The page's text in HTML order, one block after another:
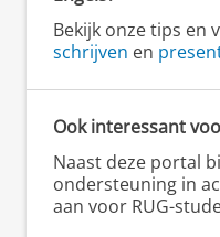
Bekijk onze tips en
schrijven en
Ook interessant
Naast deze portal
ondersteuning in
aan voor RUG-